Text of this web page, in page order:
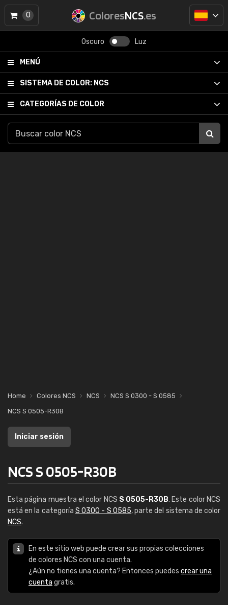
ColoresNCS.es
Oscuro Luz
MENÚ
SISTEMA DE COLOR: NCS
CATEGORÍAS DE COLOR
0
Home Colores NCS NCS
NCS S 0300 - S 0585
NCS S 0505-R30B
Iniciar sesión
NCS S 0505-R30B
Esta página muestra el color NCS S 0505-R30B. Este color NCS
está en la categoría S 0300 - S 0585, parte del sistema de color
NCS.
En este sitio web puede crear sus propias colecciones
de colores NCS con una cuenta.
¿Aún no tienes una cuenta? Entonces puedes crear una
cuenta gratis.